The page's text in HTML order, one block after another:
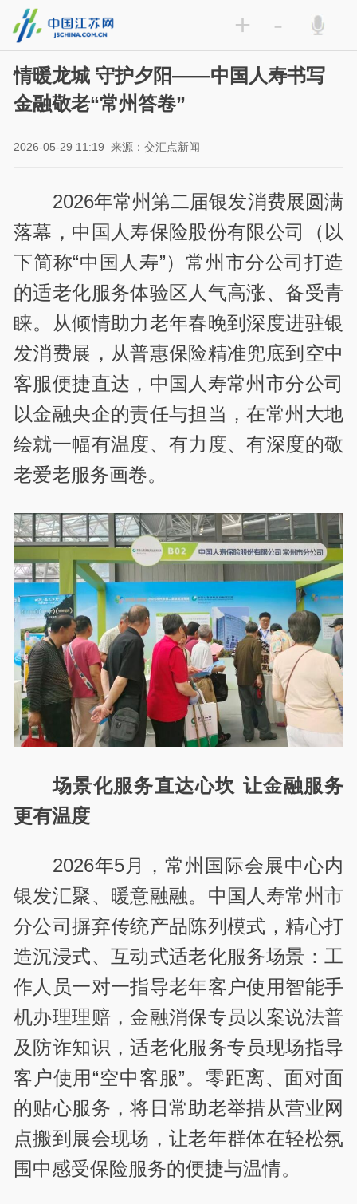
+ -
情暖龙城 守护夕阳——中国人寿书写
金融敬老“常州答卷”
2026-05-29 11:19 来源：交汇点新闻
2026年常州第二届银发消费展圆满
落幕，中国人寿保险股份有限公司（以
下简称“中国人寿”）常州市分公司打造
的适老化服务体验区人气高涨、备受青
睐。从倾情助力老年春晚到深度进驻银
发消费展，从普惠保险精准兜底到空中
客服便捷直达，中国人寿常州市分公司
以金融央企的责任与担当，在常州大地
绘就一幅有温度、有力度、有深度的敬
老爱老服务画卷。
场景化服务直达心坎 让金融服务
更有温度
2026年5月，常州国际会展中心内
银发汇聚、暖意融融。中国人寿常州市
分公司摒弃传统产品陈列模式，精心打
造沉浸式、互动式适老化服务场景：工
作人员一对一指导老年客户使用智能手
机办理理赔，金融消保专员以案说法普
及防诈知识，适老化服务专员现场指导
客户使用“空中客服”。零距离、面对面
的贴心服务，将日常助老举措从营业网
点搬到展会现场，让老年群体在轻松氛
围中感受保险服务的便捷与温情。